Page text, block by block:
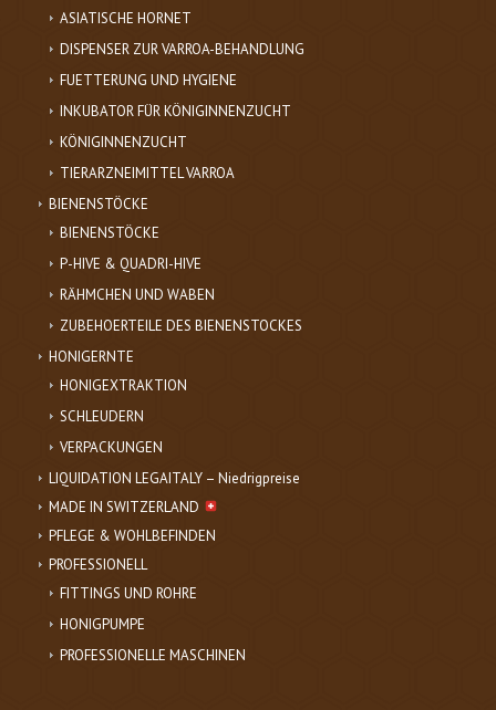
ASIATISCHE HORNET
DISPENSER ZUR VARROA-BEHANDLUNG
FUETTERUNG UND HYGIENE
INKUBATOR FÜR KÖNIGINNENZUCHT
KÖNIGINNENZUCHT
TIERARZNEIMITTEL VARROA
BIENENSTÖCKE
BIENENSTÖCKE
P-HIVE & QUADRI-HIVE
RÄHMCHEN UND WABEN
ZUBEHOERTEILE DES BIENENSTOCKES
HONIGERNTE
HONIGEXTRAKTION
SCHLEUDERN
VERPACKUNGEN
LIQUIDATION LEGAITALY – Niedrigpreise
MADE IN SWITZERLAND
PFLEGE & WOHLBEFINDEN
PROFESSIONELL
FITTINGS UND ROHRE
HONIGPUMPE
PROFESSIONELLE MASCHINEN